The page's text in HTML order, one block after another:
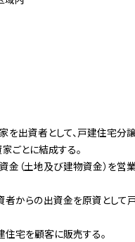
を出資者として、戸建住宅分
ごとに結成する。
金（土地及び建物資金）を営
者からの出資金を原資として
住宅を顧客に販売する。